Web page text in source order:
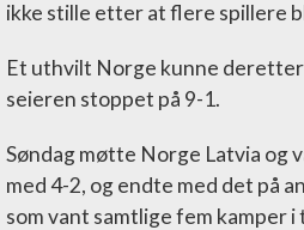
ikke stille etter at flere spillere
Et uthvilt Norge kunne
seieren stoppet på 9-1.
Søndag møtte Norge Latvia og
med 4-2, og endte med det på
som vant samtlige fem kamper